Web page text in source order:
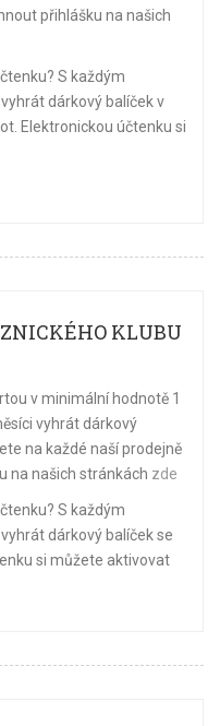
přihlášku na našich
S každým
dárkový balíček v
Elektronickou účtenku si
KLUBU
v minimální hodnotě 1
vyhrát dárkový
na každé naší prodejně
na našich stránkách zde
S každým
dárkový balíček se
si můžete aktivovat